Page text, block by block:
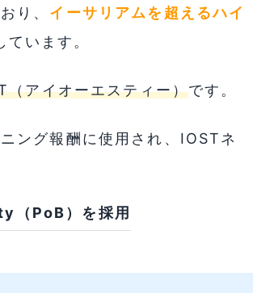
り、 イーサリアムを超えるハイ
ています。
（アイオーエスティー）です。
ング報酬に使用され、IOSTネ
（PoB）を採用